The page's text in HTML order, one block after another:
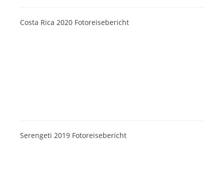
Costa Rica 2020 Fotoreisebericht
Serengeti 2019 Fotoreisebericht